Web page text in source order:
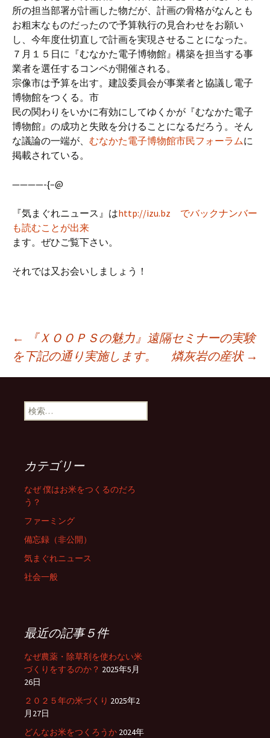
所の担当部署が計画した物だが、計画の骨格がなんとも
お粗末なものだったので予算執行の見合わせをお願い
し、今年度仕切直しで計画を実現させることになった。
７月１５日に『むなかた電子博物館』構築を担当する事
業者を選任するコンペが開催される。
宗像市は予算を出す。建設委員会が事業者と協議し電子
博物館をつくる。市
民の関わりをいかに有効にしてゆくかが『むなかた電子
博物館』の成功と失敗を分けることになるだろう。そん
な議論の一端が、 むなかた電子博物館市民フォーラムに
掲載されている。
————-{–@
『気まぐれニュース』はhttp://izu.bz でバックナンバー
も読むことが出来
ます。ぜひご覧下さい。
それでは又お会いしましょう！
投
稿
ナ
ビ
ゲ
ー
シ
ン
←
『ＸＯＯＰＳの魅力』遠隔セミナーの実験
を下記の通り実施します。
燐灰岩の産状 →
検
索:
カテゴリー
なぜ 僕はお米をつくるのだろ
う？
ファーミング
備忘録（非公開）
気まぐれニュース
社会一般
最近の記事５件
なぜ農薬・除草剤を使わない米
づくりをするのか？ 2025年5月
26日
２０２５年の米づくり 2025年2
月27日
どんなお米をつくろうか 2024年